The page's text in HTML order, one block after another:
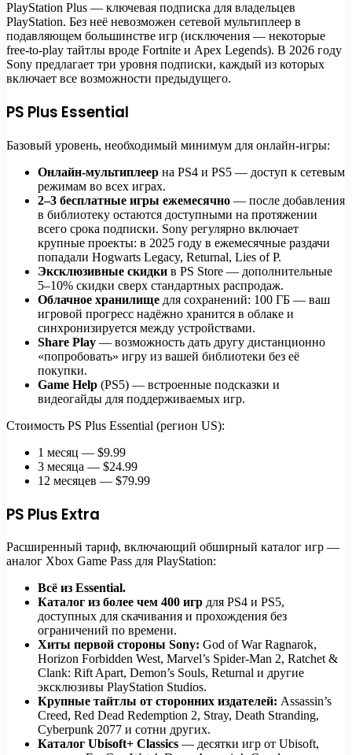
PlayStation Plus — ключевая подписка для владельцев
PlayStation. Без неё невозможен сетевой мультиплеер в
подавляющем большинстве игр (исключения — некоторые
free-to-play тайтлы вроде Fortnite и Apex Legends). В 2026 году
Sony предлагает три уровня подписки, каждый из которых
включает все возможности предыдущего.
PS Plus Essential
Базовый уровень, необходимый минимум для онлайн-игры:
Онлайн-мультиплеер на PS4 и PS5 — доступ к сетевым
режимам во всех играх.
2–3 бесплатные игры ежемесячно — после добавления
в библиотеку остаются доступными на протяжении
всего срока подписки. Sony регулярно включает
крупные проекты: в 2025 году в ежемесячные раздачи
попадали Hogwarts Legacy, Returnal, Lies of P.
Эксклюзивные скидки в PS Store — дополнительные
5–10% скидки сверх стандартных распродаж.
Облачное хранилище для сохранений: 100 ГБ — ваш
игровой прогресс надёжно хранится в облаке и
синхронизируется между устройствами.
Share Play — возможность дать другу дистанционно
«попробовать» игру из вашей библиотеки без её
покупки.
Game Help (PS5) — встроенные подсказки и
видеогайды для поддерживаемых игр.
Стоимость PS Plus Essential (регион US):
1 месяц — $9.99
3 месяца — $24.99
12 месяцев — $79.99
PS Plus Extra
Расширенный тариф, включающий обширный каталог игр —
аналог Xbox Game Pass для PlayStation:
Всё из Essential.
Каталог из более чем 400 игр для PS4 и PS5,
доступных для скачивания и прохождения без
ограничений по времени.
Хиты первой стороны Sony: God of War Ragnarok,
Horizon Forbidden West, Marvel’s Spider-Man 2, Ratchet &
Clank: Rift Apart, Demon’s Souls, Returnal и другие
эксклюзивы PlayStation Studios.
Крупные тайтлы от сторонних издателей: Assassin’s
Creed, Red Dead Redemption 2, Stray, Death Stranding,
Cyberpunk 2077 и сотни других.
Каталог Ubisoft+ Classics — десятки игр от Ubisoft,